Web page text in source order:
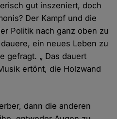
gut inszeniert, doch
Der Kampf und die
Politik nach ganz oben zu
ein neues Leben zu
gefragt. „ Das dauert
ertönt, die Holzwand
dann die anderen